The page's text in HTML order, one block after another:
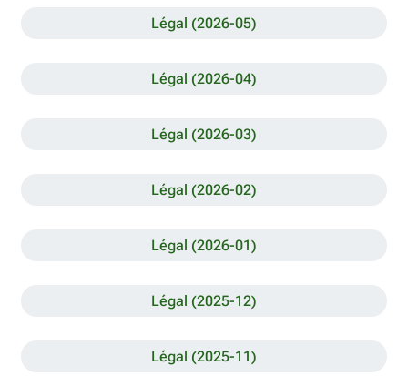
Légal (2026-05)
Légal (2026-04)
Légal (2026-03)
Légal (2026-02)
Légal (2026-01)
Légal (2025-12)
Légal (2025-11)